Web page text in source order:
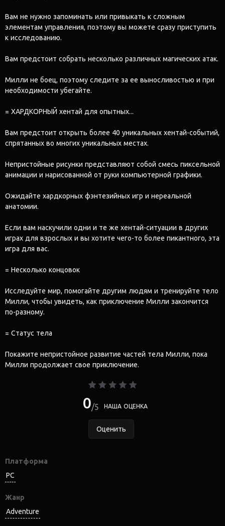
Вам не нужно запоминать или привыкать к сложным
элементам управления, поэтому вы можете сразу приступить
к исследованию.
Вам предстоит собрать несколько различных магических атак.
Милли не боец, поэтому следите за ее выносливостью и при
необходимости убегайте.
= ХАРДКОРНЫЙ хентай для опытных...
Вам предстоит открыть более 40 уникальных хентай-событий,
спрятанных во многих уникальных местах.
Непристойные рисунки представляют собой смесь пиксельной
анимации и нарисованной от руки компьютерной графики.
Ожидайте хардкорных фэнтезийных игр и нереальной
анатомии.
Если вам наскучили одни и те же хентай-ситуации в других
играх для взрослых и вы хотите чего-то более пикантного, эта
игра для вас.
= Несколько концовок
Исследуйте мир, помогайте другим людям и тренируйте тело
Милли, чтобы увидеть, как приключение Милли закончится
по-разному.
= Статус тела
Покажите непристойное развитие частей тела Милли, пока
Милли продолжает свое приключение.
0 5 НАША ОЦЕНКА
Оценить
Платформа
PC
Жанр
Adventure